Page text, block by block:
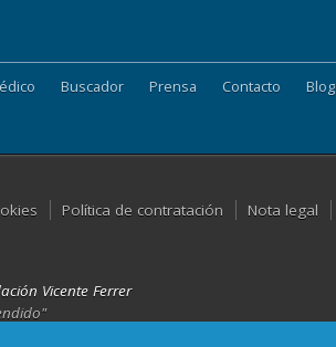
Buscador Prensa Contacto Blog
Política de contratación Nota legal
Vicente Ferrer